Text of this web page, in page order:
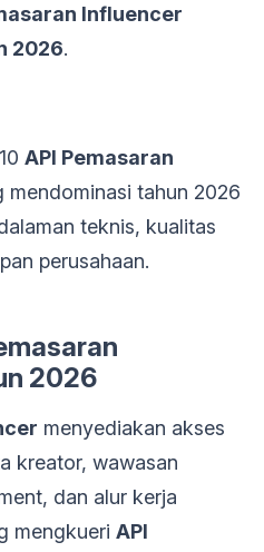
Influencer
2026.
API Pemasaran
mendominasi tahun 2026
teknis, kualitas
perusahaan.
2026
menyediakan akses
kreator, wawasan
dan alur kerja
mengkueri API